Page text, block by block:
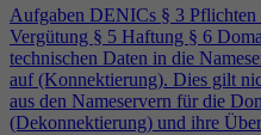
Aufgaben DENICs § 3 Pflichten
Vergütung § 5 Haftung § 6
technischen Daten in die
auf (Konnektierung). Dies gilt
aus den Nameservern für die
(Dekonnektierung) und ihre